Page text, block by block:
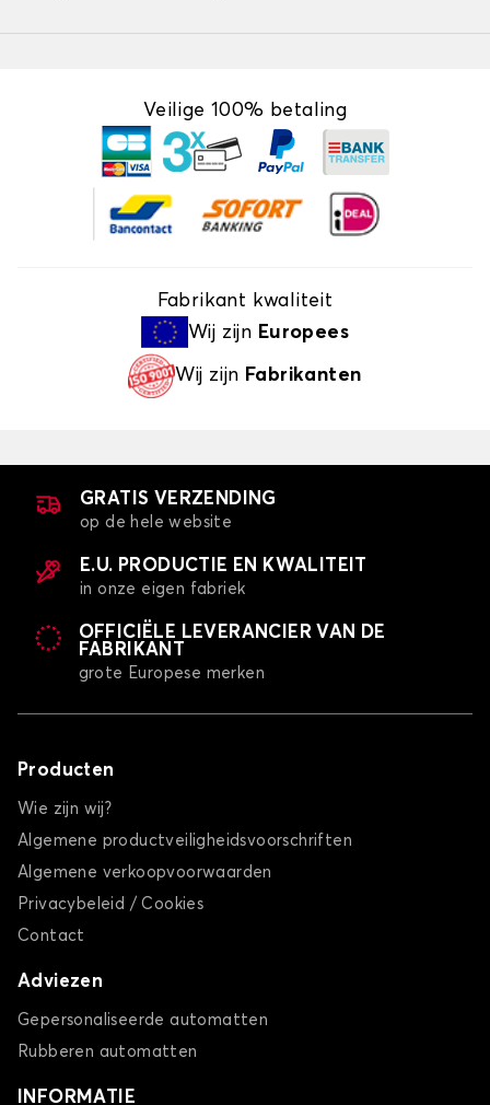
Veilige 100% betaling
Fabrikant kwaliteit
Wij zijn Europees
Wij zijn Fabrikanten
GRATIS VERZENDING
op de hele website
E.U. PRODUCTIE EN KWALITEIT
in onze eigen fabriek
OFFICIËLE LEVERANCIER VAN DE
FABRIKANT
grote Europese merken
Producten
Wie zijn wij?
Algemene productveiligheidsvoorschriften
Algemene verkoopvoorwaarden
Privacybeleid / Cookies
Contact
Adviezen
Gepersonaliseerde automatten
Rubberen automatten
INFORMATIE